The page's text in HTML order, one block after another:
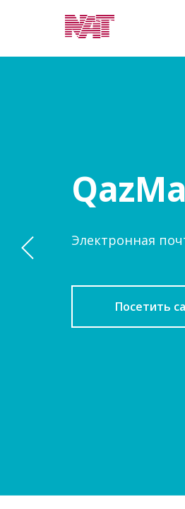
Электронная
Посетить